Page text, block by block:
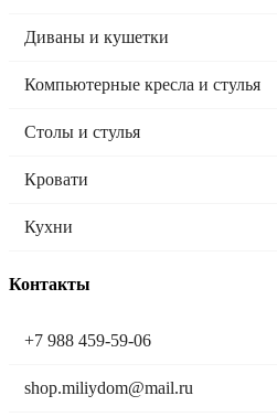
Диваны и кушетки
Компьютерные кресла и стулья
Столы и стулья
Кровати
Кухни
Контакты
+7 988 459-59-06
shop.miliydom@mail.ru